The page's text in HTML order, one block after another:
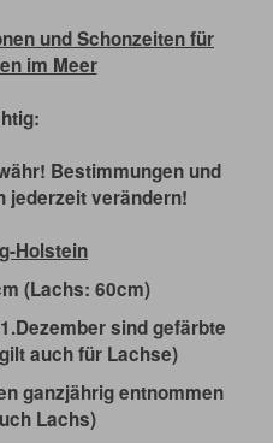
und Schonzeiten für
im Meer
Bestimmungen und
jederzeit verändern!
Holstein
(Lachs: 60cm)
sind gefärbte
auch für Lachse)
ganzjährig entnommen
Lachs)